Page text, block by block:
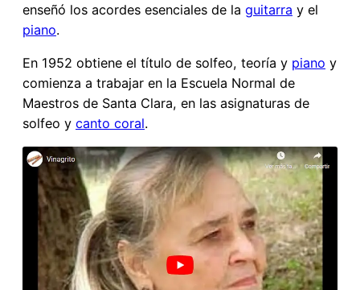
enseñó los acordes esenciales de la guitarra y el
piano.
En 1952 obtiene el título de solfeo, teoría y piano y
comienza a trabajar en la Escuela Normal de
Maestros de Santa Clara, en las asignaturas de
solfeo y canto coral.